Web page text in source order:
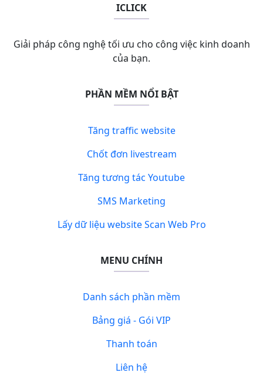
ICLICK
Giải pháp công nghệ tối ưu cho công việc kinh doanh
của bạn.
PHẦN MỀM NỔI BẬT
Tăng traffic website
Chốt đơn livestream
Tăng tương tác Youtube
SMS Marketing
Lấy dữ liệu website Scan Web Pro
MENU CHÍNH
Danh sách phần mềm
Bảng giá - Gói VIP
Thanh toán
Liên hệ